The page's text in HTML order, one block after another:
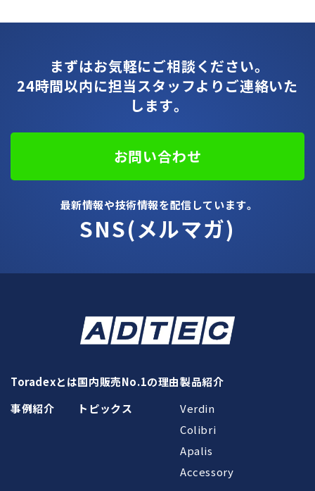
まずはお気軽にご相談ください。
24時間以内に担当スタッフよりご連絡いた
します。
お問い合わせ
最新情報や技術情報を配信しています。
SNS(メルマガ)
Toradexとは
事例紹介
国内販売No.1の理由
トピックス
製品紹介
Verdin
Colibri
Apalis
Accessory